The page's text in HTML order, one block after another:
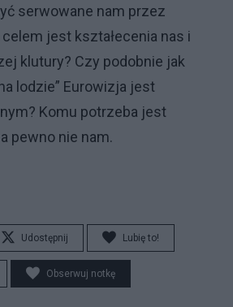
serwowane nam przez
jest kształecenia nas i
klutury? Czy podobnie jak
lodzie” Eurowizja jest
Komu potrzeba jest
pewno nie nam.
Udostępnij Lubię to!
Obserwuj notkę